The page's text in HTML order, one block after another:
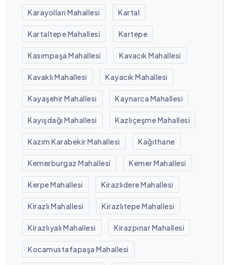
Karayolları Mahallesi Kartal
Kartaltepe Mahallesi Kartepe
Kasımpaşa Mahallesi Kavacık Mahallesi
Kavaklı Mahallesi Kayacık Mahallesi
Kayaşehir Mahallesi Kaynarca Mahallesi
Kayışdağı Mahallesi Kazlıçeşme Mahallesi
Kazım Karabekir Mahallesi Kağıthane
Kemerburgaz Mahallesi Kemer Mahallesi
Kerpe Mahallesi Kirazlıdere Mahallesi
Kirazlı Mahallesi Kirazlıtepe Mahallesi
Kirazlıyalı Mahallesi Kirazpınar Mahallesi
Kocamustafapaşa Mahallesi